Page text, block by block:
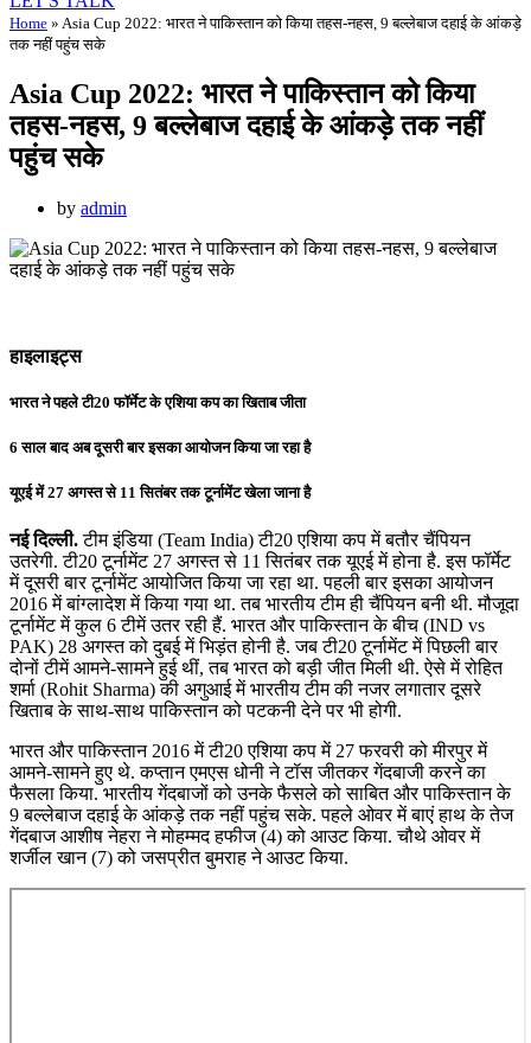
Home » Asia Cup 2022: भारत ने पाकिस्तान को किया तहस-नहस, 9 बल्लेबाज दहाई के आंकड़े
तक नहीं पहुंच सके
Asia Cup 2022: भारत ने पाकिस्तान को किया
तहस-नहस, 9 बल्लेबाज दहाई के आंकड़े तक नहीं
पहुंच सके
by admin
हाइलाइट्स
भारत ने पहले टी20 फॉर्मेट के एशिया कप का खिताब जीता
6 साल बाद अब दूसरी बार इसका आयोजन किया जा रहा है
यूएई में 27 अगस्त से 11 सितंबर तक टूर्नामेंट खेला जाना है
नई दिल्ली.टीम इंडिया (Team India) टी20 एशिया कप में बतौर चैंपियन
उतरेगी. टी20 टूर्नामेंट 27 अगस्त से 11 सितंबर तक यूएई में होना है. इस फॉर्मेट
में दूसरी बार टूर्नामेंट आयोजित किया जा रहा था. पहली बार इसका आयोजन
2016 में बांग्लादेश में किया गया था. तब भारतीय टीम ही चैंपियन बनी थी. मौजूदा
टूर्नामेंट में कुल 6 टीमें उतर रही हैं. भारत और पाकिस्तान के बीच (IND vs
PAK) 28 अगस्त को दुबई में भिड़ंत होनी है. जब टी20 टूर्नामेंट में पिछली बार
दोनों टीमें आमने-सामने हुई थीं, तब भारत को बड़ी जीत मिली थी. ऐसे में रोहित
शर्मा (Rohit Sharma) की अगुआई में भारतीय टीम की नजर लगातार दूसरे
खिताब के साथ-साथ पाकिस्तान को पटकनी देने पर भी होगी.
भारत और पाकिस्तान 2016 में टी20 एशिया कप में 27 फरवरी को मीरपुर में
आमने-सामने हुए थे. कप्तान एमएस धोनी ने टॉस जीतकर गेंदबाजी करने का
फैसला किया. भारतीय गेंदबाजों को उनके फैसले को साबित और पाकिस्तान के
9 बल्लेबाज दहाई के आंकड़े तक नहीं पहुंच सके. पहले ओवर में बाएं हाथ के तेज
गेंदबाज आशीष नेहरा ने मोहम्मद हफीज (4) को आउट किया. चौथे ओवर में
शर्जील खान (7) को जसप्रीत बुमराह ने आउट किया.